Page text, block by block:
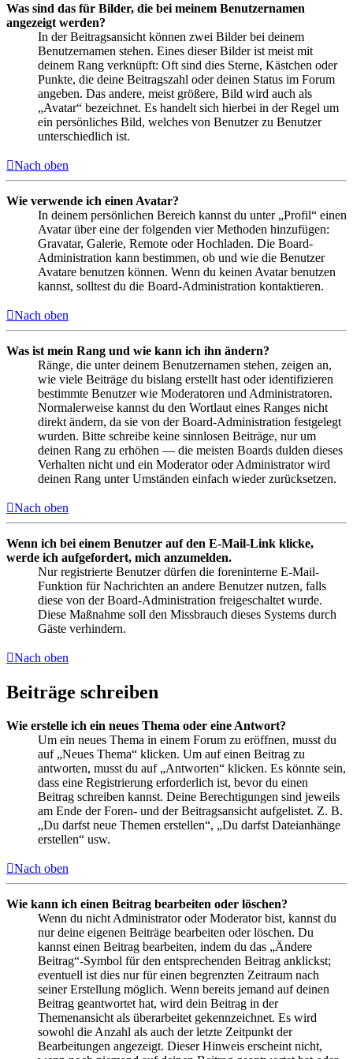
Was sind das für Bilder, die bei meinem Benutzernamen
angezeigt werden?
In der Beitragsansicht können zwei Bilder bei deinem
Benutzernamen stehen. Eines dieser Bilder ist meist mit
deinem Rang verknüpft: Oft sind dies Sterne, Kästchen oder
Punkte, die deine Beitragszahl oder deinen Status im Forum
angeben. Das andere, meist größere, Bild wird auch als
„Avatar“ bezeichnet. Es handelt sich hierbei in der Regel um
ein persönliches Bild, welches von Benutzer zu Benutzer
unterschiedlich ist.
Nach oben
Wie verwende ich einen Avatar?
In deinem persönlichen Bereich kannst du unter „Profil“ einen
Avatar über eine der folgenden vier Methoden hinzufügen:
Gravatar, Galerie, Remote oder Hochladen. Die Board-
Administration kann bestimmen, ob und wie die Benutzer
Avatare benutzen können. Wenn du keinen Avatar benutzen
kannst, solltest du die Board-Administration kontaktieren.
Nach oben
Was ist mein Rang und wie kann ich ihn ändern?
Ränge, die unter deinem Benutzernamen stehen, zeigen an,
wie viele Beiträge du bislang erstellt hast oder identifizieren
bestimmte Benutzer wie Moderatoren und Administratoren.
Normalerweise kannst du den Wortlaut eines Ranges nicht
direkt ändern, da sie von der Board-Administration festgelegt
wurden. Bitte schreibe keine sinnlosen Beiträge, nur um
deinen Rang zu erhöhen — die meisten Boards dulden dieses
Verhalten nicht und ein Moderator oder Administrator wird
deinen Rang unter Umständen einfach wieder zurücksetzen.
Nach oben
Wenn ich bei einem Benutzer auf den E-Mail-Link klicke,
werde ich aufgefordert, mich anzumelden.
Nur registrierte Benutzer dürfen die foreninterne E-Mail-
Funktion für Nachrichten an andere Benutzer nutzen, falls
diese von der Board-Administration freigeschaltet wurde.
Diese Maßnahme soll den Missbrauch dieses Systems durch
Gäste verhindern.
Nach oben
Beiträge schreiben
Wie erstelle ich ein neues Thema oder eine Antwort?
Um ein neues Thema in einem Forum zu eröffnen, musst du
auf „Neues Thema“ klicken. Um auf einen Beitrag zu
antworten, musst du auf „Antworten“ klicken. Es könnte sein,
dass eine Registrierung erforderlich ist, bevor du einen
Beitrag schreiben kannst. Deine Berechtigungen sind jeweils
am Ende der Foren- und der Beitragsansicht aufgelistet. Z. B.
„Du darfst neue Themen erstellen“, „Du darfst Dateianhänge
erstellen“ usw.
Nach oben
Wie kann ich einen Beitrag bearbeiten oder löschen?
Wenn du nicht Administrator oder Moderator bist, kannst du
nur deine eigenen Beiträge bearbeiten oder löschen. Du
kannst einen Beitrag bearbeiten, indem du das „Ändere
Beitrag“-Symbol für den entsprechenden Beitrag anklickst;
eventuell ist dies nur für einen begrenzten Zeitraum nach
seiner Erstellung möglich. Wenn bereits jemand auf deinen
Beitrag geantwortet hat, wird dein Beitrag in der
Themenansicht als überarbeitet gekennzeichnet. Es wird
sowohl die Anzahl als auch der letzte Zeitpunkt der
Bearbeitungen angezeigt. Dieser Hinweis erscheint nicht,